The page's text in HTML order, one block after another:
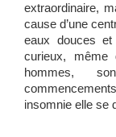
extraordinaire,
cause d’une
eaux douces
curieux, même
hommes,
insomnie elle se